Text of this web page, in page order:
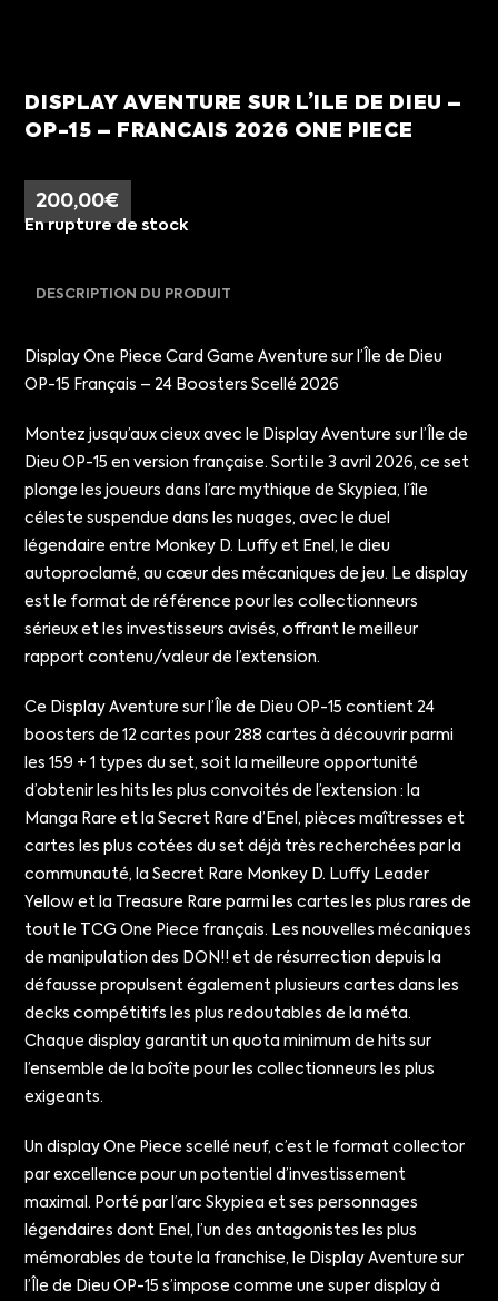
DISPLAY AVENTURE SUR L’ILE DE DIEU –
OP-15 – FRANCAIS 2026 ONE PIECE
200,00€
En rupture de stock
DESCRIPTION DU PRODUIT
Display One Piece Card Game Aventure sur l’Île de Dieu
OP-15 Français – 24 Boosters Scellé 2026
Montez jusqu’aux cieux avec le Display Aventure sur l’Île de
Dieu OP-15 en version française. Sorti le 3 avril 2026, ce set
plonge les joueurs dans l’arc mythique de Skypiea, l’île
céleste suspendue dans les nuages, avec le duel
légendaire entre Monkey D. Luffy et Enel, le dieu
autoproclamé, au cœur des mécaniques de jeu. Le display
est le format de référence pour les collectionneurs
sérieux et les investisseurs avisés, offrant le meilleur
rapport contenu/valeur de l’extension.
Ce Display Aventure sur l’Île de Dieu OP-15 contient 24
boosters de 12 cartes pour 288 cartes à découvrir parmi
les 159 + 1 types du set, soit la meilleure opportunité
d’obtenir les hits les plus convoités de l’extension : la
Manga Rare et la Secret Rare d’Enel, pièces maîtresses et
cartes les plus cotées du set déjà très recherchées par la
communauté, la Secret Rare Monkey D. Luffy Leader
Yellow et la Treasure Rare parmi les cartes les plus rares de
tout le TCG One Piece français. Les nouvelles mécaniques
de manipulation des DON!! et de résurrection depuis la
défausse propulsent également plusieurs cartes dans les
decks compétitifs les plus redoutables de la méta.
Chaque display garantit un quota minimum de hits sur
l’ensemble de la boîte pour les collectionneurs les plus
exigeants.
Un display One Piece scellé neuf, c’est le format collector
par excellence pour un potentiel d’investissement
maximal. Porté par l’arc Skypiea et ses personnages
légendaires dont Enel, l’un des antagonistes les plus
mémorables de toute la franchise, le Display Aventure sur
l’Île de Dieu OP-15 s’impose comme une super display à